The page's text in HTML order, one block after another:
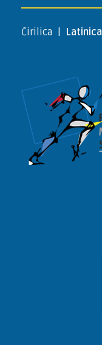
Ćirilica Latinica